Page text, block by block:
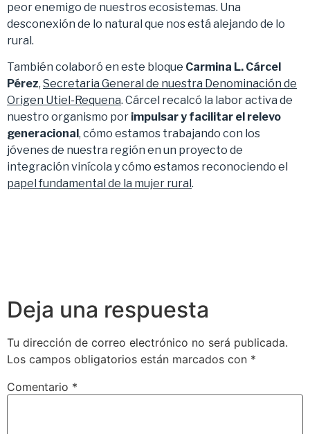
peor enemigo de nuestros ecosistemas. Una
desconexión de lo natural que nos está alejando de lo
rural.
También colaboró en este bloque Carmina L. Cárcel
Pérez, Secretaria General de nuestra Denominación de
Origen Utiel-Requena. Cárcel recalcó la labor activa de
nuestro organismo por impulsar y facilitar el relevo
generacional , cómo estamos trabajando con los
jóvenes de nuestra región en un proyecto de
integración vinícola y cómo estamos reconociendo el
papel fundamental de la mujer rural .
Deja una respuesta
Tu dirección de correo electrónico no será publicada.
Los campos obligatorios están marcados con *
Comentario *